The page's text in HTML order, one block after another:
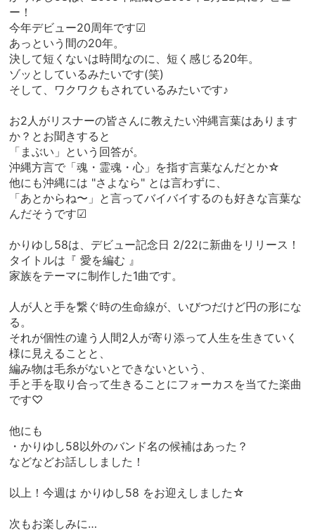
ー！
今年デビュー20周年です☑︎
あっという間の20年。
決して短くないは時間なのに、短く感じる20年。
ゾッとしているみたいです(笑)
そして、ワクワクもされているみたいです♪
お2人がリスナーの皆さんに教えたい沖縄言葉はあります
か？とお聞きすると
「まぶい」という回答が。
沖縄方言で「魂・霊魂・心」を指す言葉なんだとか☆
他にも沖縄には "さよなら" とは言わずに、
「あとからね〜」と言ってバイバイするのも好きな言葉な
んだそうです☑︎
かりゆし58は、デビュー記念日 2/22に新曲をリリース！
タイトルは『 愛を編む 』
家族をテーマに制作した1曲です。
人が人と手を繋ぐ時の生命線が、いびつだけど円の形にな
る。
それが個性の違う人間2人が寄り添って人生を生きていく
様に見えることと、
編み物は毛糸がないとできないという、
手と手を取り合って生きることにフォーカスを当てた楽曲
です♡
他にも
・かりゆし58以外のバンド名の候補はあった？
などなどお話ししました！
以上！今週は かりゆし58 をお迎えしました☆
次もお楽しみに…